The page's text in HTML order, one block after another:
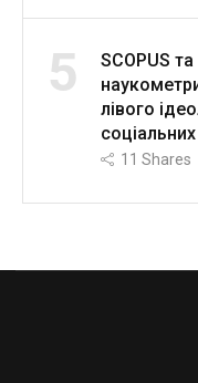
5
SCOPUS
лівого
11 Shares